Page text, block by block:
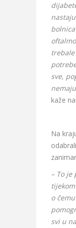
sve,
kaže
Na
– To je
o
svi u